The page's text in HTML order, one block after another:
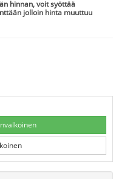
hinnan, voit syöttää
jolloin hinta muuttuu